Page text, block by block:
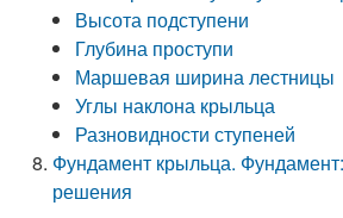
Высота подступени
Глубина проступи
Маршевая ширина лестницы
Углы наклона крыльца
Разновидности ступеней
Фундамент крыльца.
решения